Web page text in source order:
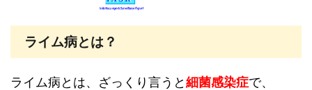
ライム病とは？
ライム病とは、ざっくり言うと 細菌感染症で、